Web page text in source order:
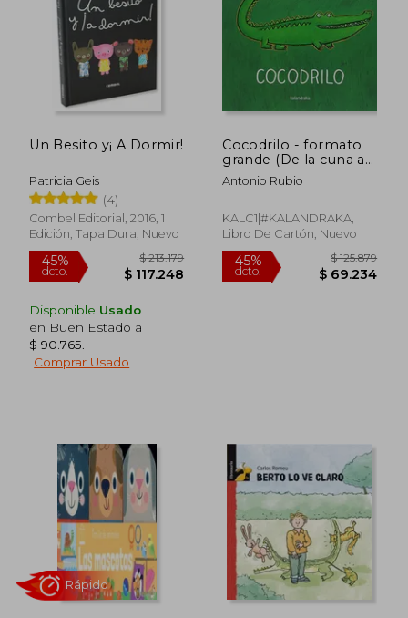
45%
dcto. $ 83.604
Un Besito y¡ A Dormir!
Patricia Geis
(4)
Combel Editorial, 2016, 1
Edición, Tapa Dura, Nuevo
Disponible Usado
en Buen Estado a
$ 90.765
Comprar Usado
Cocodrilo - formato
grande (De la cuna a
la luna (formato
grande))
Antonio Rubio
KALC1|#KALANDRAKA,
Libro De Cartón, Nuevo